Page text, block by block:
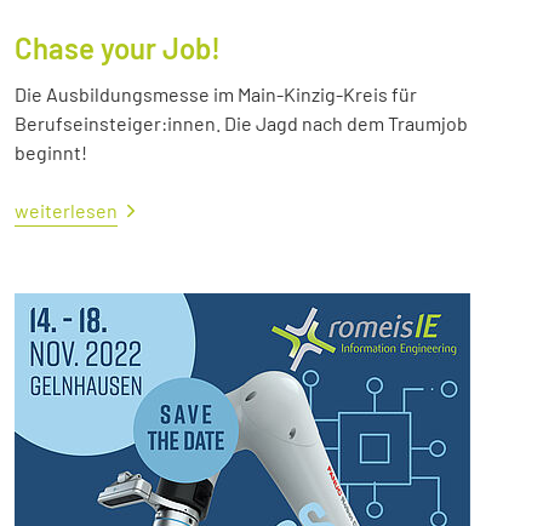
Chase your Job!
Die Ausbildungsmesse im Main-Kinzig-Kreis für
Berufseinsteiger:innen. Die Jagd nach dem Traumjob
beginnt!
weiterlesen